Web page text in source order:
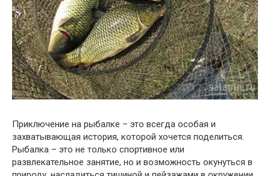
Приключение на рыбалке – это всегда особая и
захватывающая история, которой хочется поделиться.
Рыбалка – это не только спортивное или
развлекательное занятие, но и возможность окунуться в